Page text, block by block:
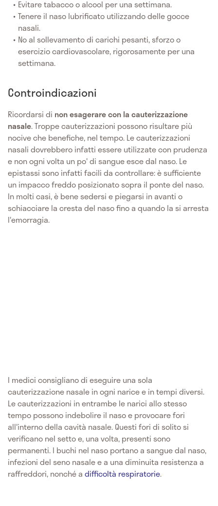
Evitare tabacco o alcool per una settimana.
Tenere il naso lubrificato utilizzando delle gocce
nasali.
No al sollevamento di carichi pesanti, sforzo o
esercizio cardiovascolare, rigorosamente per una
settimana.
Controindicazioni
Ricordarsi di non esagerare con la cauterizzazione
nasale. Troppe cauterizzazioni possono risultare più
nocive che benefiche, nel tempo. Le cauterizzazioni
nasali dovrebbero infatti essere utilizzate con prudenza
e non ogni volta un po' di sangue esce dal naso. Le
epistassi sono infatti facili da controllare: è sufficiente
un impacco freddo posizionato sopra il ponte del naso.
In molti casi, è bene sedersi e piegarsi in avanti o
schiacciare la cresta del naso fino a quando la si arresta
l'emorragia.
I medici consigliano di eseguire una sola
cauterizzazione nasale in ogni narice e in tempi diversi.
Le cauterizzazioni in entrambe le narici allo stesso
tempo possono indebolire il naso e provocare fori
all'interno della cavità nasale. Questi fori di solito si
verificano nel setto e, una volta, presenti sono
permanenti. I buchi nel naso portano a sangue dal naso,
infezioni del seno nasale e a una diminuita resistenza a
raffreddori, nonché a difficoltà respiratorie.